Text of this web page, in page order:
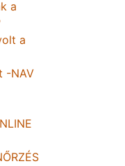
a
a
-NAV